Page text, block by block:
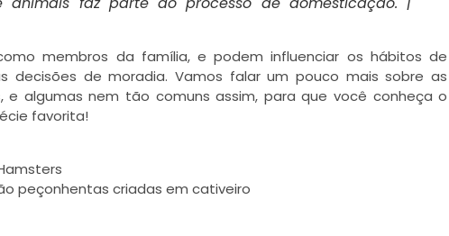
membros da família, e podem influenciar os hábitos de
de moradia. Vamos falar um pouco mais sobre as
e algumas nem tão comuns assim, para que você conheça o
favorita!
peçonhentas criadas em cativeiro